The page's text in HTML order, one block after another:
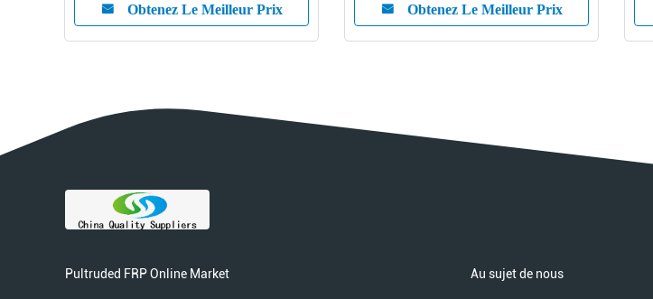
Obtenez Le Meilleur Prix Obtenez Le Meilleur Prix
Pultruded FRP Online Market Au sujet de nous